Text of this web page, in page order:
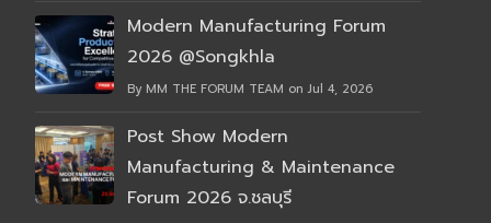
Modern Manufacturing Forum
2026 @Songkhla
By MM THE FORUM TEAM on Jul 4, 2026
Post Show Modern
Manufacturing & Maintenance
Forum 2026 จ.ชลบุรี